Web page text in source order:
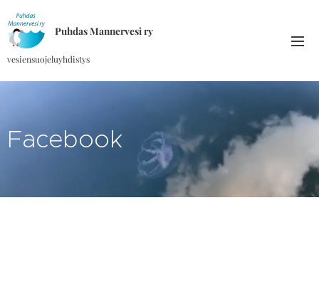
Puhdas Mannervesi ry
vesiensuojeluyhdistys
Facebook